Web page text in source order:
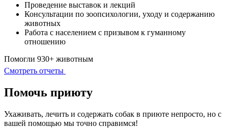
Проведение выставок и лекций
Консультации по зоопсихологии, уходу и содержанию
животных
Работа с населением с призывом к гуманному
отношению
Помогли 930+ животным
Смотреть отчеты
Помочь приюту
Ухаживать, лечить и содержать собак в приюте непросто, но с
вашей помощью мы точно справимся!